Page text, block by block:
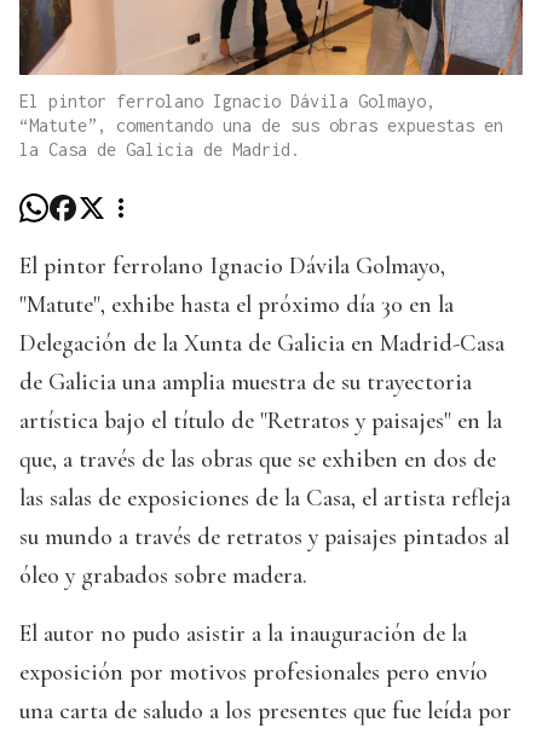
El pintor ferrolano Ignacio Dávila Golmayo,
“Matute”, comentando una de sus obras expuestas en
la Casa de Galicia de Madrid.
El pintor ferrolano Ignacio Dávila Golmayo,
"Matute", exhibe hasta el próximo día 30 en la
Delegación de la Xunta de Galicia en Madrid-Casa
de Galicia una amplia muestra de su trayectoria
artística bajo el título de "Retratos y paisajes" en la
que, a través de las obras que se exhiben en dos de
las salas de exposiciones de la Casa, el artista refleja
su mundo a través de retratos y paisajes pintados al
óleo y grabados sobre madera.
El autor no pudo asistir a la inauguración de la
exposición por motivos profesionales pero envío
una carta de saludo a los presentes que fue leída por